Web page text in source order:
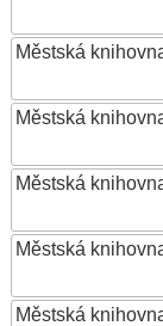
Městská
Městská
Městská
Městská
Městská